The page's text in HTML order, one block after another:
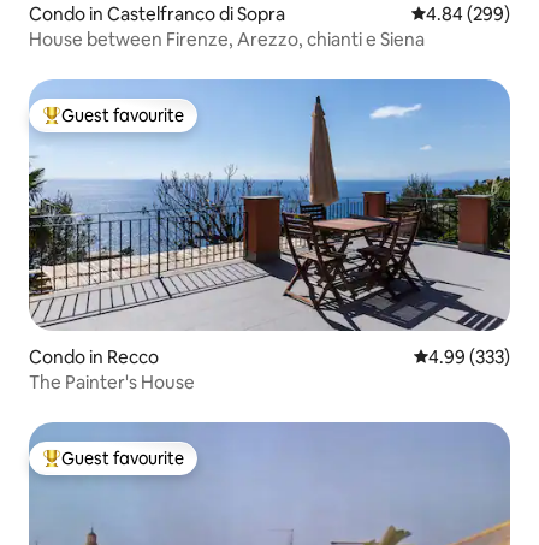
Condo in Castelfranco di Sopra 4.84 out of 5
4.84 (299)
House between Firenze, Arezzo, chianti e Siena
Top guest favourite
Guest favourite
Condo in Recco 4.99 out of 5
4.99 (333)
The Painter's House
Top guest favourite
Guest favourite